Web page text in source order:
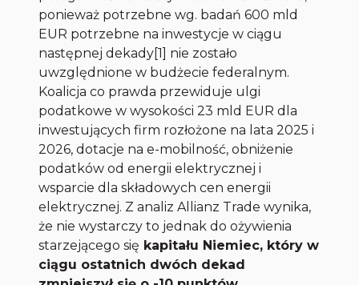
ponieważ potrzebne wg. badań 600 mld
EUR potrzebne na inwestycje w ciągu
następnej dekady [1]
nie zostało
uwzględnione w budżecie federalnym.
Koalicja co prawda przewiduje ulgi
podatkowe w wysokości 23 mld EUR dla
inwestujących firm rozłożone na lata 2025 i
2026, dotacje na e-mobilność, obniżenie
podatków od energii elektrycznej i
wsparcie dla składowych cen energii
elektrycznej. Z analiz Allianz Trade wynika,
że nie wystarczy to jednak do ożywienia
starzejącego się kapitału Niemiec, który w
ciągu ostatnich dwóch dekad